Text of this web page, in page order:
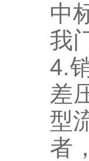
中
我
4.
差
型
者